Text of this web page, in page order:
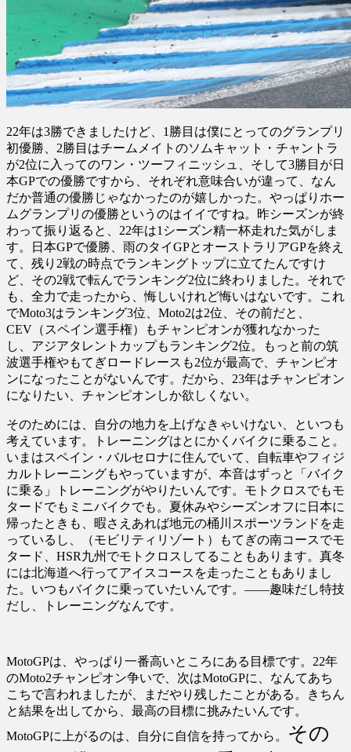
22年は3勝できましたけど、1勝目は僕にとってのグランプリ
初優勝、2勝目はチームメイトのソムキャット・チャントラ
が2位に入ってのワン・ツーフィニッシュ、そして3勝目が日
本GPでの優勝ですから、それぞれ意味合いが違って、なん
だか普通の優勝じゃなかったのが嬉しかった。やっぱりホー
ムグランプリの優勝というのはイイですね。昨シーズンが終
わって振り返ると、22年は1シーズン精一杯走れた気がしま
す。日本GPで優勝、雨のタイGPとオーストラリアGPを終え
て、残り2戦の時点でランキングトップに立てたんですけ
ど、その2戦で転んでランキング2位に終わりました。それで
も、全力で走ったから、悔しいけれど悔いはないです。これ
でMoto3はランキング3位、Moto2は2位、その前だと、
CEV（スペイン選手権）もチャンピオンが獲れなかった
し、アジアタレントカップもランキング2位。もっと前の筑
波選手権やもてぎロードレースも2位が最高で、チャンピオ
ンになったことがないんです。だから、23年はチャンピオン
になりたい、チャンピオンしか欲しくない。
そのためには、自分の地力を上げなきゃいけない、といつも
考えています。トレーニングはとにかくバイクに乗ること。
いまはスペイン・バルセロナに住んでいて、自転車やフィジ
カルトレーニングもやっていますが、本音はずっと「バイク
に乗る」トレーニングがやりたいんです。モトクロスでもモ
タードでもミニバイクでも。夏休みやシーズンオフに日本に
帰ったときも、暇さえあれば地元の桶川スポーツランドを走
っているし、（モビリティリゾート）もてぎの南コースでモ
タード、HSR九州でモトクロスしてることもあります。真冬
には北海道へ行ってアイスコースを走ったこともありまし
た。いつもバイクに乗っていたいんです。――趣味だし特技
だし、トレーニングなんです。
MotoGPは、やっぱり一番高いところにある目標です。22年
のMoto2チャンピオン争いで、次はMotoGPに、なんてあち
こちで言われましたが、まだやり残したことがある。きちん
と結果を出してから、最高の目標に挑みたいんです。
MotoGPに上がるのは、自分に自信を持ってから。
その